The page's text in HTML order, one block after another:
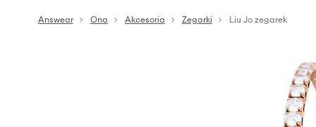
Answear Ona Akcesoria Zegarki Liu Jo zegarek